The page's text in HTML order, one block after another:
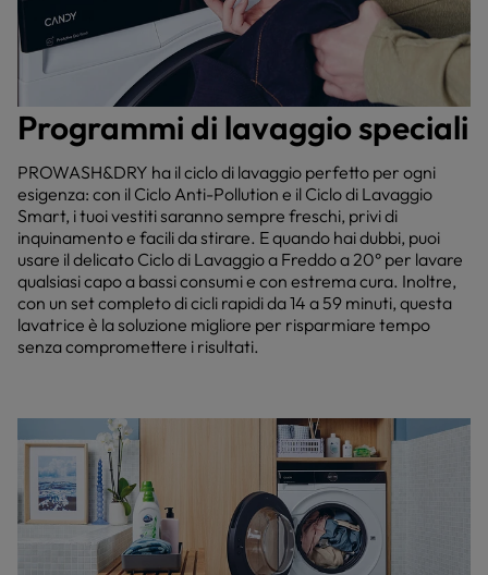
Programmi di lavaggio speciali
PROWASH&DRY ha il ciclo di lavaggio perfetto per ogni
esigenza: con il Ciclo Anti-Pollution e il Ciclo di Lavaggio
Smart, i tuoi vestiti saranno sempre freschi, privi di
inquinamento e facili da stirare. E quando hai dubbi, puoi
usare il delicato Ciclo di Lavaggio a Freddo a 20° per lavare
qualsiasi capo a bassi consumi e con estrema cura. Inoltre,
con un set completo di cicli rapidi da 14 a 59 minuti, questa
lavatrice è la soluzione migliore per risparmiare tempo
senza compromettere i risultati.